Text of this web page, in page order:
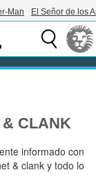
Man El Señor de los
& CLANK
informado con
& clank y todo lo